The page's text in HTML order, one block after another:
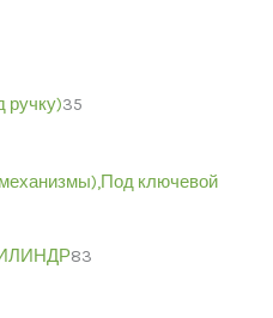
35
ключевой
83